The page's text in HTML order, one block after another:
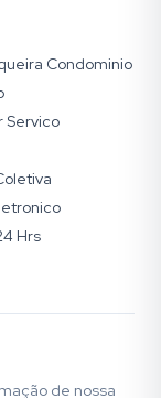
Condominio
Servico
Hrs
de nossa